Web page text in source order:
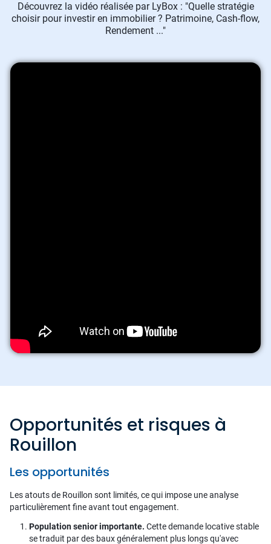
Découvrez la vidéo réalisée par LyBox : "Quelle stratégie
choisir pour investir en immobilier ? Patrimoine, Cash-flow,
Rendement ..."
Opportunités et risques à
Rouillon
Les opportunités
Les atouts de Rouillon sont limités, ce qui impose une analyse
particulièrement fine avant tout engagement.
Population senior importante. Cette demande locative stable
se traduit par des baux généralement plus longs qu'avec